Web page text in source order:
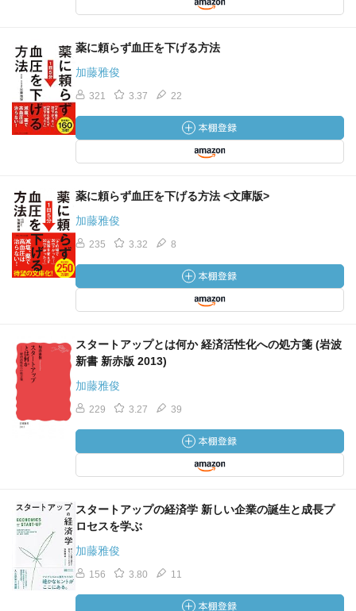
薬に頼らず血圧を下げる方法
加藤雅俊
321 3.37 22
薬に頼らず血圧を下げる方法 <文庫版>
加藤雅俊
235 3.32 8
スタートアップとは何か 経済活性化への処方箋 (岩波
新書 新赤版 2013)
加藤雅俊
229 3.27 39
スタートアップの経済学 新しい企業の誕生と成長プ
ロセスを学ぶ
加藤雅俊
156 3.80 11